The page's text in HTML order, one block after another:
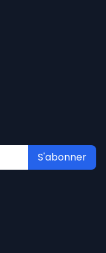
S'abonner